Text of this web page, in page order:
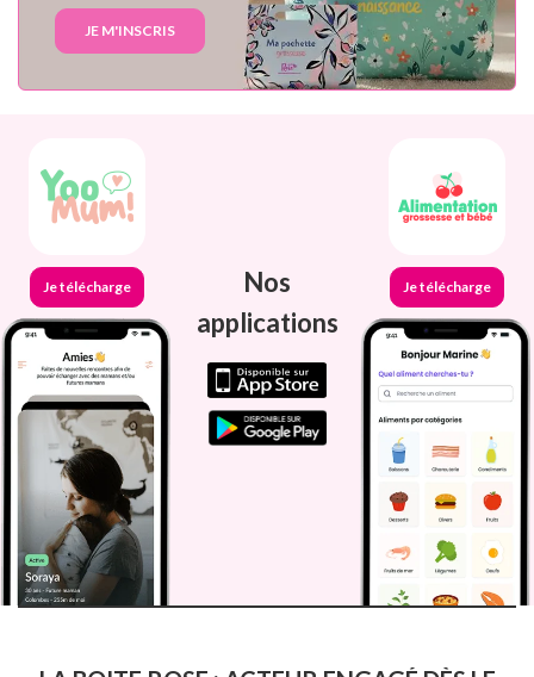
JE M'INSCRIS
Je télécharge
Nos
applications
Je télécharge